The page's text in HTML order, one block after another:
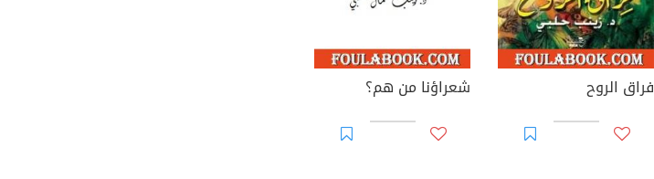
فراق الروح شعراؤنا من هم؟